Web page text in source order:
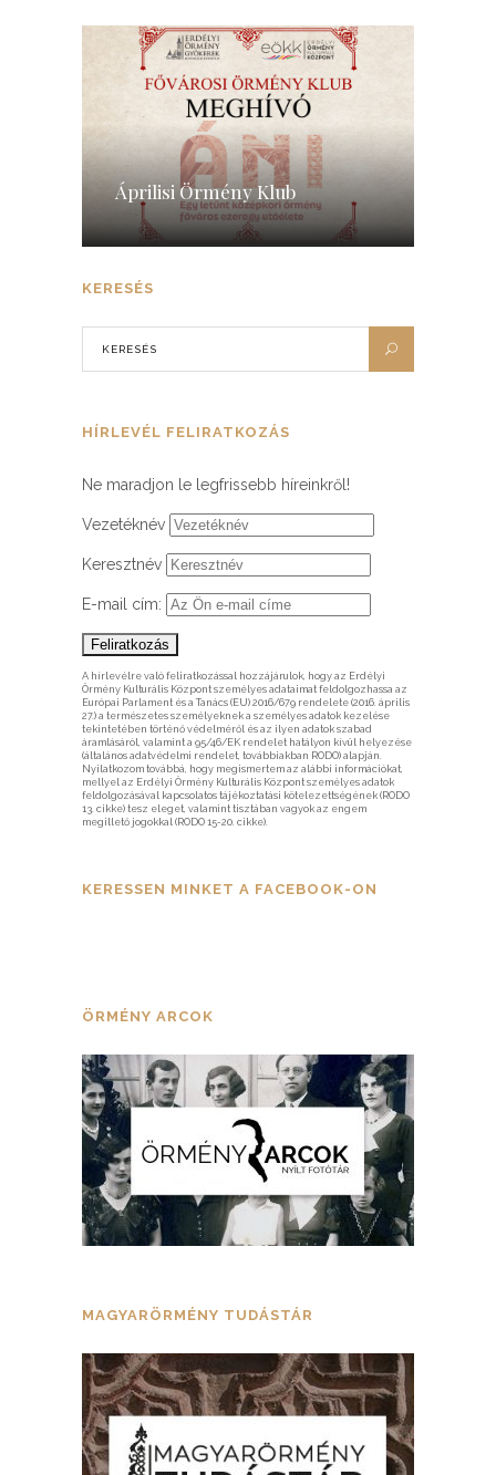
Áprilisi Örmény Klub
KERESÉS
HÍRLEVÉL FELIRATKOZÁS
Ne maradjon le legfrissebb híreinkről!
Vezetéknév
Keresztnév
E-mail cím:
A hírlevélre való feliratkozással hozzájárulok, hogy az Erdélyi
Örmény Kulturális Központ személyes adataimat feldolgozhassa az
Európai Parlament és a Tanács (EU) 2016/679 rendelete (2016. április
27.) a természetes személyeknek a személyes adatok kezelése
tekintetében történő védelméről és az ilyen adatok szabad
áramlásáról, valamint a 95/46/EK rendelet hatályon kívül helyezése
(általános adatvédelmi rendelet, továbbiakban RODO) alapján.
Nyilatkozom továbbá, hogy megismertem az alábbi információkat,
mellyel az Erdélyi Örmény Kulturális Központ személyes adatok
feldolgozásával kapcsolatos tájékoztatási kötelezettségének (RODO
13. cikke) tesz eleget, valamint tisztában vagyok az engem
megillető jogokkal (RODO 15-20. cikke).
KERESSEN MINKET A FACEBOOK-ON
ÖRMÉNY ARCOK
MAGYARÖRMÉNY TUDÁSTÁR